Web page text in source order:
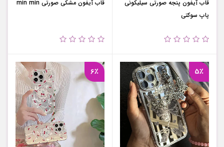
قاب آیفون پنجه صورتی سیلیکونی
پاپ سوکتی
قاب آیفون مشکی صورتی min min
5٪ 6٪